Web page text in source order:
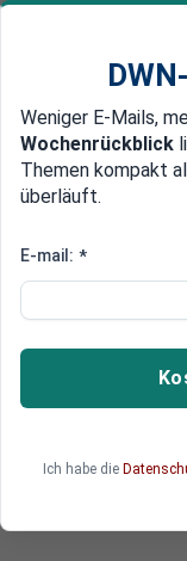
Newsticker
Edelmetalle
Bankrun in
begonnen
Die US-Banken
noch unter der
Weniger E-Mails,
Wochenrückblick
Themen kompakt
überläuft.
E-mail: *
Ich habe die